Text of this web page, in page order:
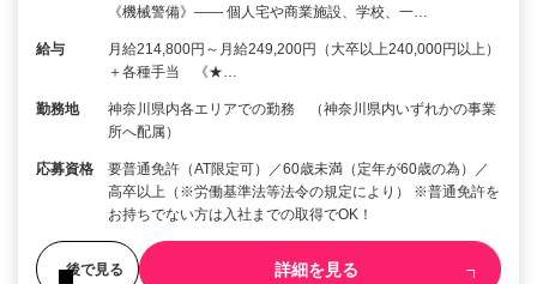
《機械警備》―― 個人宅や商業施設、学校、一…
給与
月給214,800円～月給249,200円（大卒以上240,000円以上）
＋各種手当 《★…
勤務地
神奈川県内各エリアでの勤務 （神奈川県内いずれかの事業
所へ配属）
応募資格
要普通免許（AT限定可）／60歳未満（定年が60歳の為）／
高卒以上（※労働基準法等法令の規定により） ※普通免許を
お持ちでない方は入社までの取得でOK！
後で見る 詳細を見る